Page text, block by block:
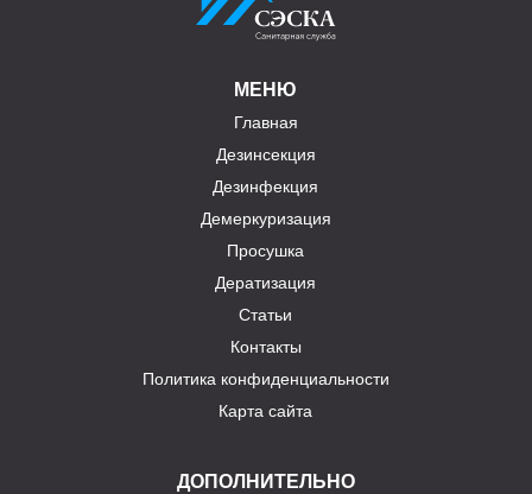
МЕНЮ
Главная
Дезинсекция
Дезинфекция
Демеркуризация
Просушка
Дератизация
Статьи
Контакты
Политика конфиденциальности
Карта сайта
ДОПОЛНИТЕЛЬНО